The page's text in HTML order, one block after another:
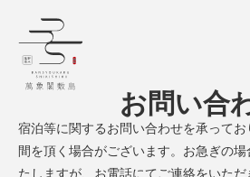
お問い合
宿泊等に関するお問い合わせを承ってお
間を頂く場合がございます。 お急ぎの
たしますが、お電話にてご連絡をいた